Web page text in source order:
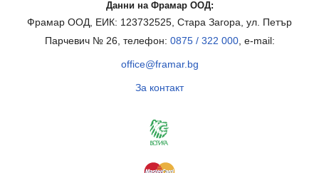
Данни на Фрамар ООД:
Фрамар ООД, ЕИК: 123732525, Стара Загора, ул. Петър
Парчевич № 26, телефон: 0875 / 322 000, e-mail:
office@framar.bg
За контакт